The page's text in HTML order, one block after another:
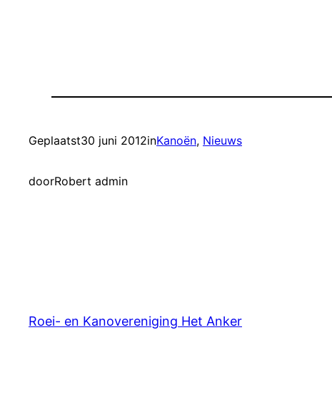
Geplaatst30 juni 2012inKanoën, Nieuws
doorRobert admin
Roei- en Kanovereniging Het Anker